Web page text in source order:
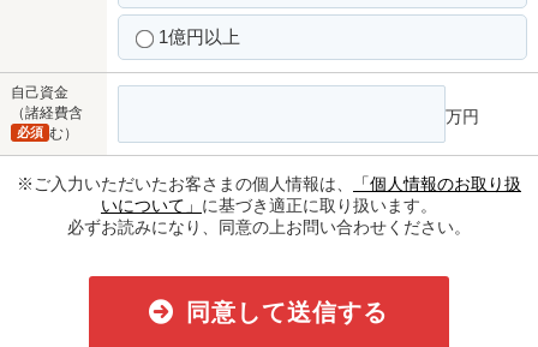
1億円以上
自己資金
（諸経費含
む）
必須
万円
※ご入力いただいたお客さまの個人情報は、
「個人情報のお取り扱
いについて」 に基づき適正に取り扱います。
必ずお読みになり、同意の上お問い合わせください。
同意して送信する